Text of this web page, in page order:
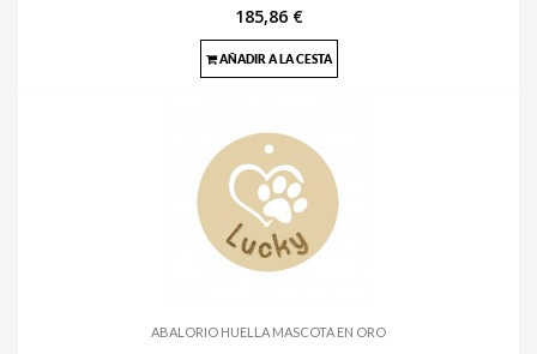
185,86 €
AÑADIR A LA CESTA
ABALORIO HUELLA MASCOTA EN ORO